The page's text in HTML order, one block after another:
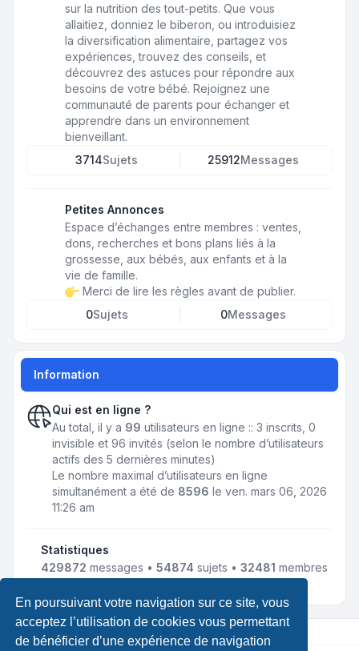
En poursuivant votre navigation sur ce site, vous
acceptez l’utilisation de cookies vous permettant
de bénéficier d’une expérience de navigation
sur la nutrition des tout-petits. Que vous
allaitiez, donniez le biberon, ou introduisiez
la diversification alimentaire, partagez vos
expériences, trouvez des conseils, et
découvrez des astuces pour répondre aux
besoins de votre bébé. Rejoignez une
communauté de parents pour échanger et
apprendre dans un environnement
bienveillant.
3714Sujets 25912Messages
Petites Annonces
Espace d’échanges entre membres : ventes,
dons, recherches et bons plans liés à la
grossesse, aux bébés, aux enfants et à la
vie de famille.
Merci de lire les règles avant de publier.
0Sujets 0Messages
Information
Qui est en ligne ?
Au total, il y a 99 utilisateurs en ligne :: 3 inscrits, 0
invisible et 96 invités (selon le nombre d’utilisateurs
actifs des 5 dernières minutes)
Le nombre maximal d’utilisateurs en ligne
simultanément a été de 8596 le ven. mars 06, 2026
11:26 am
Statistiques
429872 messages • 54874 sujets • 32481 membres